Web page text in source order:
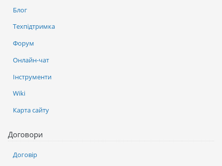
Блог
Техпідтримка
Форум
Онлайн-чат
Інструменти
Wiki
Карта сайту
Договори
Договір